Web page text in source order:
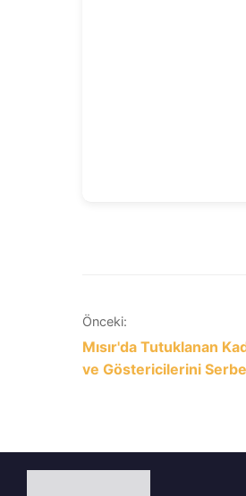
Yazı
gezinmesi
Önceki:
Mısır'da Tutuklanan
ve Göstericilerini